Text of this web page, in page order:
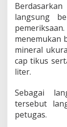
langsung
menemukan
mineral
cap tikus
liter.
Sebagai
tersebut
petugas.